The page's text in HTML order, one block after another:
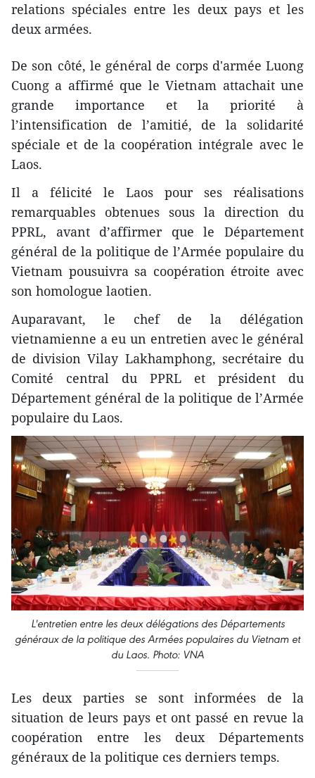
relations spéciales entre les deux pays et les
deux armées.
De son côté, le général de corps d'armée Luong
Cuong a affirmé que le Vietnam attachait une
grande importance et la priorité à
l’intensification de l’amitié, de la solidarité
spéciale et de la coopération intégrale avec le
Laos.
Il a félicité le Laos pour ses réalisations
remarquables obtenues sous la direction du
PPRL, avant d’affirmer que le Département
général de la politique de l’Armée populaire du
Vietnam pousuivra sa coopération étroite avec
son homologue laotien.
Auparavant, le chef de la délégation
vietnamienne a eu un entretien avec le général
de division Vilay Lakhamphong, secrétaire du
Comité central du PPRL et président du
Département général de la politique de l’Armée
populaire du Laos.
L'entretien entre les deux délégations des Départements
généraux de la politique des Armées populaires du Vietnam et
du Laos. Photo: VNA
Les deux parties se sont informées de la
situation de leurs pays et ont passé en revue la
coopération entre les deux Départements
généraux de la politique ces derniers temps.